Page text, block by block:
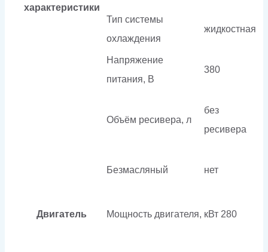
характеристики
Тип системы
охлаждения
жидкостная
Напряжение
питания, В
380
Объём ресивера, л
без
ресивера
Безмасляный нет
Двигатель Мощность двигателя, кВт 280